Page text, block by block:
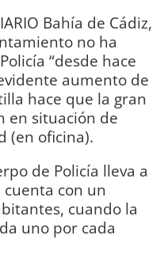
Bahía de Cádiz,
no ha
“desde hace
aumento de
hace que la gran
en situación de
(en oficina).
de Policía lleva a
con un
cuando la
uno por cada